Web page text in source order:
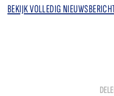
BEKIJK VOLLEDIG